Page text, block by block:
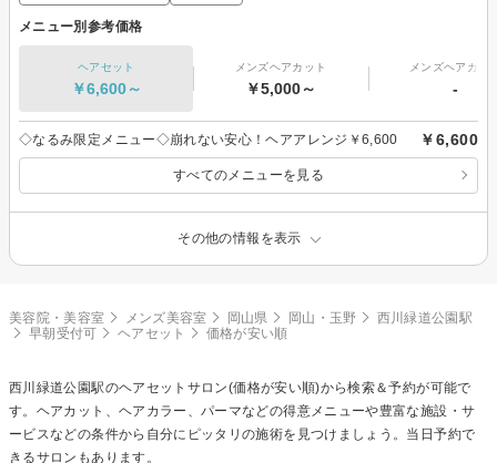
メニュー別参考価格
ヘアセット
￥6,600～
メンズヘアカット
￥5,000～
メンズヘアカラ
-
◇なるみ限定メニュー◇崩れない安心！ヘアアレンジ￥6,600 ￥6,600
すべてのメニューを見る
その他の情報を表示
美容院・美容室 メンズ美容室 岡山県 岡山・玉野
西川緑道公園駅
早朝受付可
ヘアセット 価格が安い順
西川緑道公園駅のヘアセット サロン(価格が安い順)から検索＆予約が可能で
す。ヘアカット、ヘアカラー、パーマなどの得意メニューや豊富な施設・サ
ービスなどの条件から自分にピッタリの施術を見つけましょう。当日予約で
きるサロンもあります。